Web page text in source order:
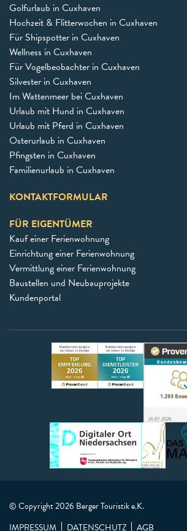
Golfurlaub in Cuxhaven
Hochzeit & Flitterwochen in Cuxhaven
Für Shipspotter in Cuxhaven
Wellness in Cuxhaven
Für Vogelbeobachter in Cuxhaven
Silvester in Cuxhaven
Im Wattenmeer bei Cuxhaven
Urlaub mit Hund in Cuxhaven
Urlaub mit Pferd in Cuxhaven
Osterurlaub in Cuxhaven
Pfingsten in Cuxhaven
Familienurlaub in Cuxhaven
KONTAKTFORMULAR
FÜR EIGENTÜMER
Kauf einer Ferienwohnung
Einrichtung einer Ferienwohnung
Vermittlung einer Ferienwohnung
Baustellen und Neubauprojekte
Kundenportal
© Copyright 2026 Berger Touristik e.K.
IMPRESSUM
DATENSCHUTZ AGB